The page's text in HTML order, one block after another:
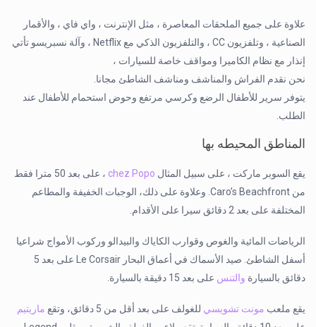
علاوة على جميع الملحقات المعاصرة ، مثل الإنترنت ، واي فاي ، والأقمار
الصناعية ، وتلفزيون CC ، والتلفزيون الذكي مع Netflix ، وآلة نسبريسو تأتي
إنذار مع نظام الكاميرا ومواقف خاصة للسيارات ،
نحن نقدم الفراش والمناشف ومناشف الشاطئ مجانا.
يتوفر سرير للأطفال الرضع وكرسي مرتفع وحوض استحمام للأطفال عند
الطلب.
المناطق المحيطه بها
يقع السوبر ماركت ، على سبيل المثال chez Popo
، على بعد 50 مترا فقط
من Caro’s Beachfront. وعلاوة على ذلك، الوجبات الخفيفة والمطاعم
المختلفة على بعد 2 دقائق سيرا على الأقدام.
الرياضات المائية والغوص وقوارب الكاياك والبيدالو وركوب الأمواج شراعيا
أسفل الشاطئ. صيد الأسماك في أعماق البحار Le Corsair على بعد 5
دقائق بالسيارة والتنس على بعد 15 دقيقة بالسيارة.
يقع ملعب مونت تشويسي للغولف على بعد أقل من 5 دقائق، وتقع
ماريتيم